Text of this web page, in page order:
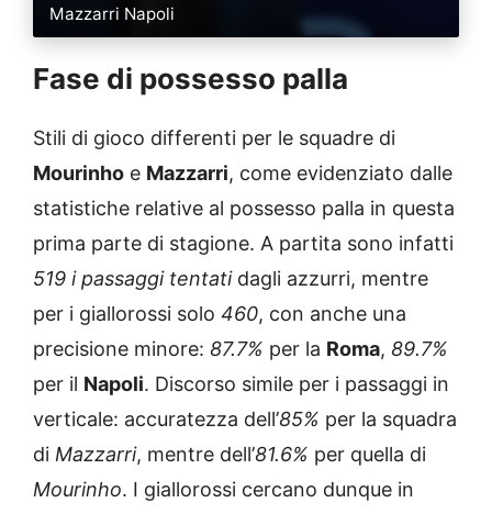
Mazzarri Napoli
Fase di possesso palla
Stili di gioco differenti per le squadre di
Mourinho e Mazzarri, come evidenziato dalle
statistiche relative al possesso palla in questa
prima parte di stagione. A partita sono infatti
519 i passaggi tentatidagli azzurri, mentre
per i giallorossi solo 460, con anche una
precisione minore: 87.7% per la Roma, 89.7%
per il Napoli. Discorso simile per i passaggi in
verticale: accuratezza dell’85% per la squadra
di Mazzarri, mentre dell’81.6% per quella di
Mourinho. I giallorossi cercano dunque in